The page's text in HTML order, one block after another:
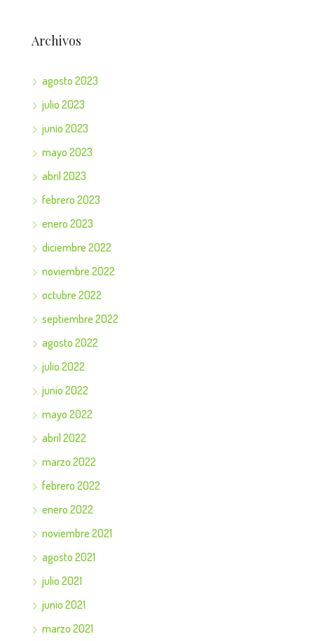
Archivos
agosto 2023
julio 2023
junio 2023
mayo 2023
abril 2023
febrero 2023
enero 2023
diciembre 2022
noviembre 2022
octubre 2022
septiembre 2022
agosto 2022
julio 2022
junio 2022
mayo 2022
abril 2022
marzo 2022
febrero 2022
enero 2022
noviembre 2021
agosto 2021
julio 2021
junio 2021
marzo 2021